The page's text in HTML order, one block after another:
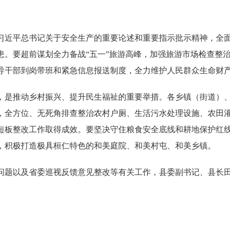
平总书记关于安全生产的重要论述和重要指示批示精神，全
要超前谋划全力备战“五一”旅游高峰，加强旅游市场检查整
部到岗带班和紧急信息报送制度，全力维护人民群众生命财
推动乡村振兴、提升民生福祉的重要举措。各乡镇（街道）
方位、无死角排查整治农村户厕、生活污水处理设施、农田
整改工作取得成效。要坚决守住粮食安全底线和耕地保护红
极打造极具桓仁特色的和美庭院、和美村屯、和美乡镇。
以及省委巡视反馈意见整改等有关工作，县委副书记、县长